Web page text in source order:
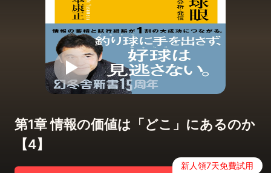
第1章 情報の価値は「どこ」にあるのか
【4】
新人領7天免費試用